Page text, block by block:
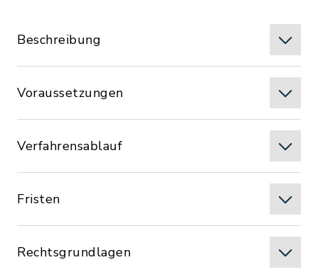
Beschreibung
Voraussetzungen
Verfahrensablauf
Fristen
Rechtsgrundlagen